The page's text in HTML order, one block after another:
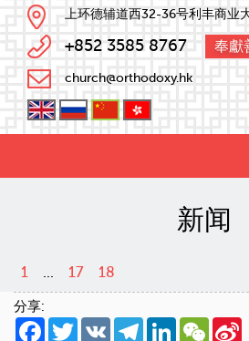
上环德辅道西32-36号利丰商业
+852 3585 8767 奉獻
church@orthodoxy.hk
新闻
1 ... 17 18
分享:
Facebook
TwitterVK TelegramLinkedIn